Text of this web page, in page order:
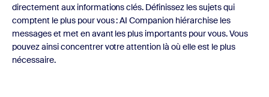
directement aux informations clés. Définissez les sujets qui
comptent le plus pour vous : AI Companion hiérarchise les
messages et met en avant les plus importants pour vous. Vous
pouvez ainsi concentrer votre attention là où elle est le plus
nécessaire.